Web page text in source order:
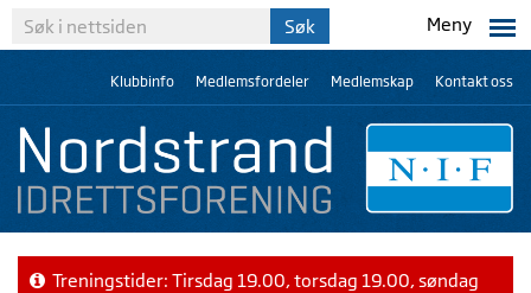
Meny
Klubbinfo Medlemsfordeler Medlemskap Kontakt oss
Treningstider: Tirsdag 19.00, torsdag 19.00, søndag